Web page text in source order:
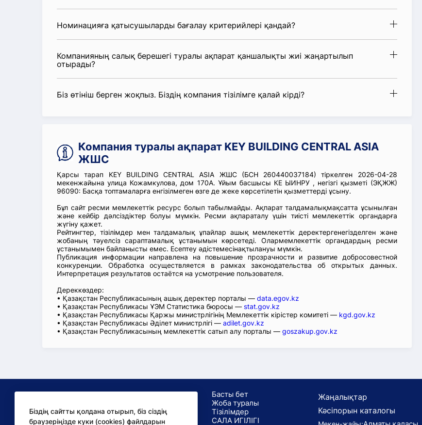
Номинацияға қатысушыларды бағалау критерийлері қандай?
Компанияның салық берешегі туралы ақпарат қаншалықты жиі жаңартылып
отырады?
Біз өтініш берген жоқпыз. Біздің компания тізілімге қалай кірді?
Компания туралы ақпарат KEY BUILDING CENTRAL ASIA
ЖШС
Қарсы тарап KEY BUILDING CENTRAL ASIA ЖШС (БСН 260440037184) тіркелген 2026-04-28
мекенжайына улица Кожамкулова, дом 170А. Ұйым басшысы КЕ ЫИНРУ , негізгі қызметі (ЭҚЖЖ)
96090: Басқа топтамаларға енгізілмеген өзге де жеке көрсетілетін қызметтерді ұсыну.
Бұл сайт ресми мемлекеттік ресурс болып табылмайды. Ақпарат талдамалықмақсатта ұсынылған
және кейбір дәлсіздіктер болуы мүмкін. Ресми ақпараталу үшін тиісті мемлекеттік органдарға
жүгіну қажет.
Рейтингтер, тізілімдер мен талдамалық ұпайлар ашық мемлекеттік деректергенегізделген және
жобаның тәуелсіз сараптамалық ұстанымын көрсетеді. Олармемлекеттік органдардың ресми
ұстанымымен байланысты емес. Есептеу әдістемесінақтылануы мүмкін.
Публикация информации направлена на повышение прозрачности и развитие добросовестной
конкуренции. Обработка осуществляется в рамках законодательства об открытых данных.
Интерпретация результатов остаётся на усмотрение пользователя.
Дереккөздер:
• Қазақстан Республикасының ашық деректер порталы — data.egov.kz
• Қазақстан Республикасы ҰЭМ Статистика бюросы — stat.gov.kz
• Қазақстан Республикасы Қаржы министрлігінің Мемлекеттік кірістер комитеті — kgd.gov.kz
• Қазақстан Республикасы Әділет министрлігі — adilet.gov.kz
• Қазақстан Республикасының мемлекеттік сатып алу порталы — goszakup.gov.kz
Біздің сайтты қолдана отырып, біз сіздің
браузеріңізде куки (cookies) файлдарын
Басты бет
Жоба туралы
Тізілімдер
САЛА ИГІЛІГІ
Жаңалықтар
Кәсіпорын каталогы